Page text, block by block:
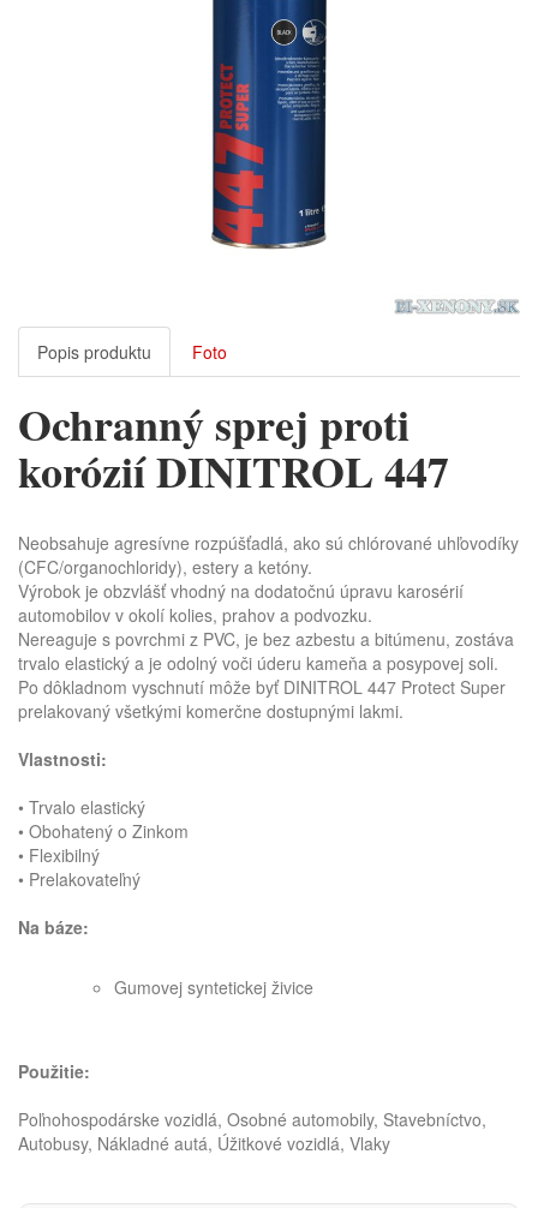
Popis produktu Foto
Ochranný sprej proti
korózií DINITROL 447
Neobsahuje agresívne rozpúšťadlá, ako sú chlórované uhľovodíky
(CFC/organochloridy), estery a ketóny.
Výrobok je obzvlášť vhodný na dodatočnú úpravu karosérií
automobilov v okolí kolies, prahov a podvozku.
Nereaguje s povrchmi z PVC, je bez azbestu a bitúmenu, zostáva
trvalo elastický a je odolný voči úderu kameňa a posypovej soli.
Po dôkladnom vyschnutí môže byť DINITROL 447 Protect Super
prelakovaný všetkými komerčne dostupnými lakmi.
Vlastnosti:
• Trvalo elastický
• Obohatený o Zinkom
• Flexibilný
• Prelakovateľný
Na báze:
Gumovej syntetickej živice
Použitie:
Poľnohospodárske vozidlá, Osobné automobily, Stavebníctvo,
Autobusy, Nákladné autá, Úžitkové vozidlá, Vlaky